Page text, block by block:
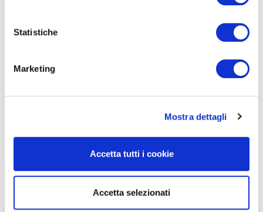
Statistiche
Marketing
Mostra dettagli
Accetta tutti i cookie
Accetta selezionati